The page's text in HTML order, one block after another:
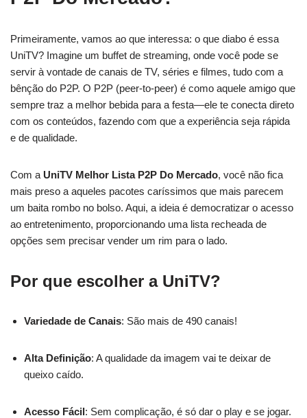
Primeiramente, vamos ao que interessa: o que diabo é essa
UniTV? Imagine um buffet de streaming, onde você pode se
servir à vontade de canais de TV, séries e filmes, tudo com a
bênção do P2P. O P2P (peer-to-peer) é como aquele amigo que
sempre traz a melhor bebida para a festa—ele te conecta direto
com os conteúdos, fazendo com que a experiência seja rápida
e de qualidade.
Com a UniTV Melhor Lista P2P Do Mercado, você não fica
mais preso a aqueles pacotes caríssimos que mais parecem
um baita rombo no bolso. Aqui, a ideia é democratizar o acesso
ao entretenimento, proporcionando uma lista recheada de
opções sem precisar vender um rim para o lado.
Por que escolher a UniTV?
Variedade de Canais: São mais de 490 canais!
Alta Definição: A qualidade da imagem vai te deixar de
queixo caído.
Acesso Fácil: Sem complicação, é só dar o play e se jogar.